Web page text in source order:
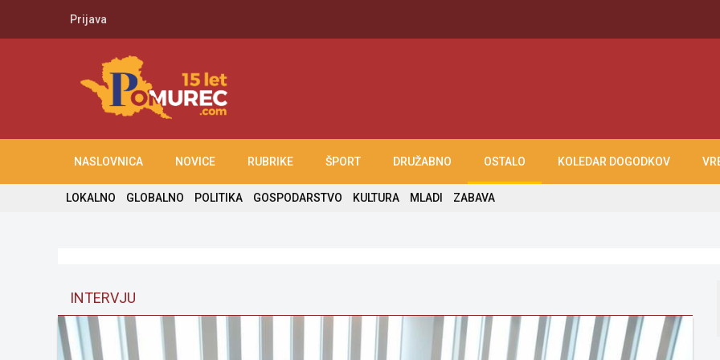
Prijava
NASLOVNICA NOVICE RUBRIKE ŠPORT DRUŽABNO OSTALO KOLEDAR DOGODKOV
LOKALNO GLOBALNO POLITIKA GOSPODARSTVO KULTURA MLADI ZABAVA
INTERVJU